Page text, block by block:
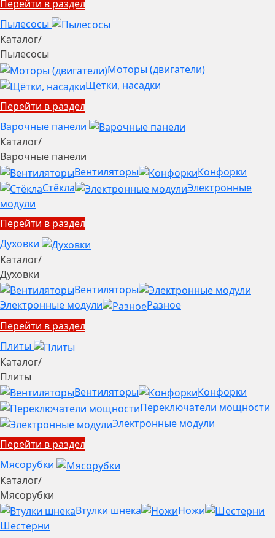
Перейти в раздел
Пылесосы
Каталог/
Пылесосы
Моторы (двигатели)
Щётки, насадки
Перейти в раздел
Варочные панели
Каталог/
Варочные панели
Вентиляторы
Конфорки
Стёкла
Электронные
модули
Перейти в раздел
Духовки
Каталог/
Духовки
Вентиляторы
Электронные модули
Разное
Перейти в раздел
Плиты
Каталог/
Плиты
Вентиляторы
Конфорки
Переключатели мощности
Электронные модули
Перейти в раздел
Мясорубки
Каталог/
Мясорубки
Втулки шнека
Ножи
Шестерни